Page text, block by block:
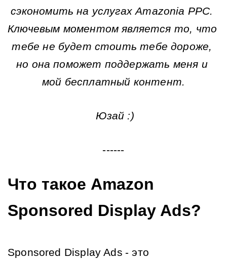
сэкономить на услугах Amazonia PPC.
Ключевым моментом является то, что
тебе не будет стоить тебе дороже,
но она поможет поддержать меня и
мой бесплатный контент.
Юзай :)
------
Что такое Amazon
Sponsored Display Ads?
Sponsored Display Ads - это